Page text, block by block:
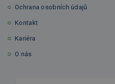
Ochrana osobních údajů
Kontakt
Kariéra
O nás